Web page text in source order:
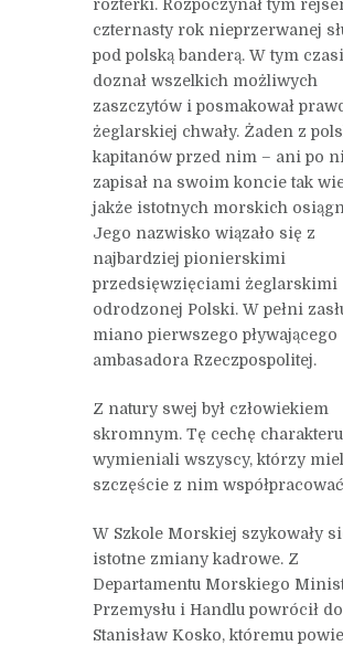
rozterki. Rozpoczynał tym
czternasty rok nieprzerwanej
pod polską banderą. W tym
doznał wszelkich możliwych
zaszczytów i posmakował
żeglarskiej chwały. Żaden z
kapitanów przed nim – ani po
zapisał na swoim koncie tak
jakże istotnych morskich
Jego nazwisko wiązało się z
najbardziej pionierskimi
przedsięwzięciami żeglarskimi
odrodzonej Polski. W pełni
miano pierwszego pływającego
ambasadora Rzeczpospolitej.
Z natury swej był człowiekiem
skromnym. Tę cechę charakteru
wymieniali wszyscy, którzy
szczęście z nim
W Szkole Morskiej szykowały
istotne zmiany kadrowe. Z
Departamentu Morskiego
Przemysłu i Handlu powrócił
Stanisław Kosko, któremu